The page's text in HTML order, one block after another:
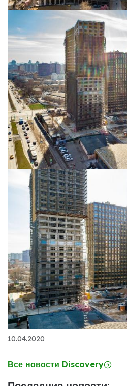
10.04.2020
Все новости Discovery